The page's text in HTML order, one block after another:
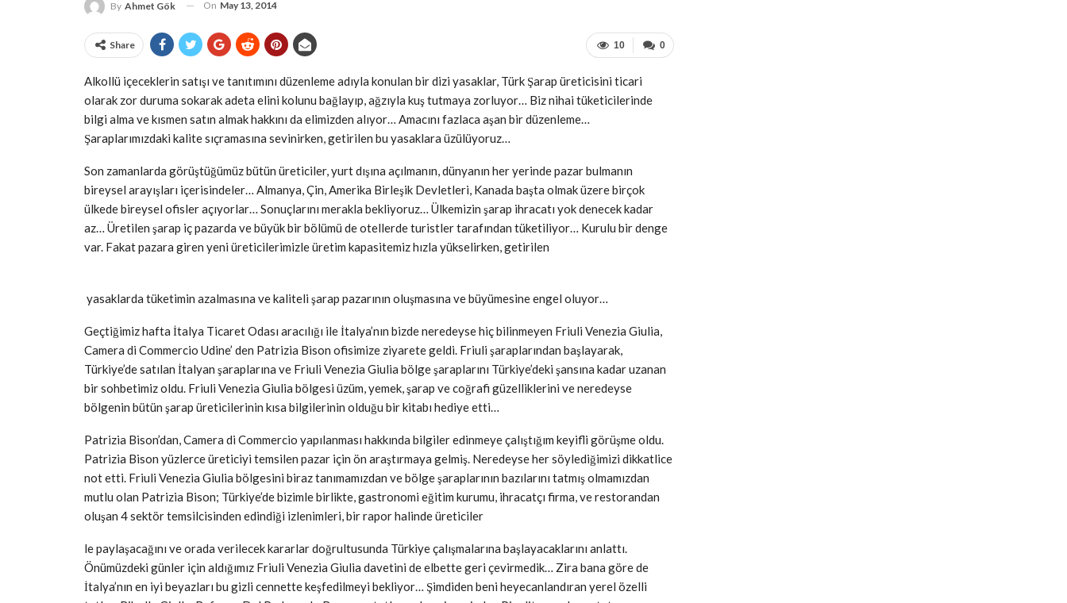
By Ahmet Gök On May 13, 2014
0
10
Share
Alkollü içeceklerin satışı ve tanıtımını düzenleme adıyla konulan bir dizi yasaklar, Türk Şarap üreticisini ticari
olarak zor duruma sokarak adeta elini kolunu bağlayıp, ağzıyla kuş tutmaya zorluyor… Biz nihai tüketicilerinde
bilgi alma ve kısmen satın almak hakkını da elimizden alıyor… Amacını fazlaca aşan bir düzenleme…
Şaraplarımızdaki kalite sıçramasına sevinirken, getirilen bu yasaklara üzülüyoruz…
Son zamanlarda görüştüğümüz bütün üreticiler, yurt dışına açılmanın, dünyanın her yerinde pazar bulmanın
bireysel arayışları içerisindeler… Almanya, Çin, Amerika Birleşik Devletleri, Kanada başta olmak üzere birçok
ülkede bireysel ofisler açıyorlar… Sonuçlarını merakla bekliyoruz… Ülkemizin şarap ihracatı yok denecek kadar
az… Üretilen şarap iç pazarda ve büyük bir bölümü de otellerde turistler tarafından tüketiliyor… Kurulu bir denge
var. Fakat pazara giren yeni üreticilerimizle üretim kapasitemiz hızla yükselirken, getirilen
yasaklarda tüketimin azalmasına ve kaliteli şarap pazarının oluşmasına ve büyümesine engel oluyor…
Geçtiğimiz hafta İtalya Ticaret Odası aracılığı ile İtalya’nın bizde neredeyse hiç bilinmeyen Friuli Venezia Giulia,
Camera di Commercio Udine’ den Patrizia Bison ofisimize ziyarete geldi. Friuli şaraplarından başlayarak,
Türkiye’de satılan İtalyan şaraplarına ve Friuli Venezia Giulia bölge şaraplarını Türkiye’deki şansına kadar uzanan
bir sohbetimiz oldu. Friuli Venezia Giulia bölgesi üzüm, yemek, şarap ve coğrafi güzelliklerini ve neredeyse
bölgenin bütün şarap üreticilerinin kısa bilgilerinin olduğu bir kitabı hediye etti…
Patrizia Bison’dan, Camera di Commercio yapılanması hakkında bilgiler edinmeye çalıştığım keyifli görüşme oldu.
Patrizia Bison yüzlerce üreticiyi temsilen pazar için ön araştırmaya gelmiş. Neredeyse her söylediğimizi dikkatlice
not etti. Friuli Venezia Giulia bölgesini biraz tanımamızdan ve bölge şaraplarının bazılarını tatmış olmamızdan
mutlu olan Patrizia Bison; Türkiye’de bizimle birlikte, gastronomi eğitim kurumu, ihracatçı firma, ve restorandan
oluşan 4 sektör temsilcisinden edindiği izlenimleri, bir rapor halinde üreticiler
le paylaşacağını ve orada verilecek kararlar doğrultusunda Türkiye çalışmalarına başlayacaklarını anlattı.
Önümüzdeki günler için aldığımız Friuli Venezia Giulia davetini de elbette geri çevirmedik… Zira bana göre de
İtalya’nın en iyi beyazları bu gizli cennette keşfedilmeyi bekliyor… Şimdiden beni heyecanlandıran yerel özelli